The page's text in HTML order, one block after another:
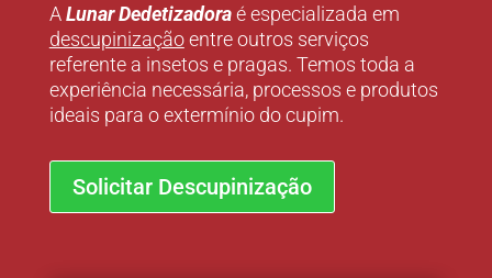
ALunar Dedetizadoraé especializada em
descupinizaçãoentre outros serviços
referente a insetos e pragas. Temos toda a
experiência necessária, processos e produtos
ideais para o extermínio do cupim.
Solicitar Descupinização